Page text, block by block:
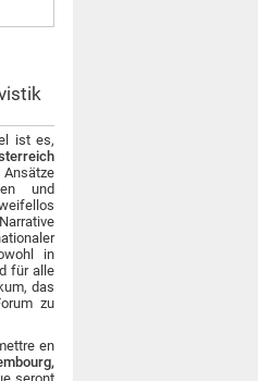
ist es,
und
in
für alle
das
zu
en